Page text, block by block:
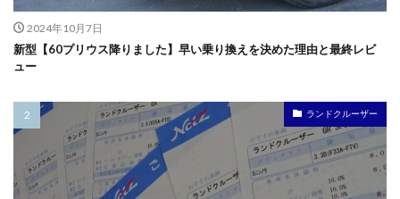
2024年10月7日
新型【60プリウス降りました】早い乗り換えを決めた理由と最終レビ
ュー
ランドクルーザー